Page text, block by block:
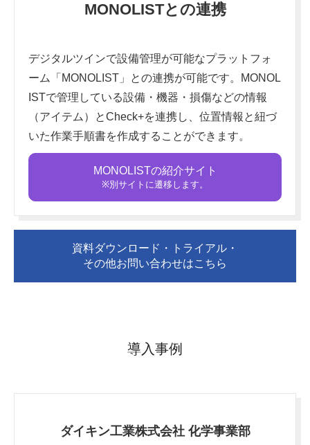
MONOLISTとの連携
デジタルツインで設備管理が可能なプラットフォ
ーム「MONOLIST」との連携が可能です。
MONOL
ISTで管理している設備・機器・損傷などの情報
（アイテム）とCheck+を連携し、位置情報と紐づ
いた作業手順書を作成することができます。
MONOLISTの紹介サイト
※別サイトに遷移します。
資料ダウンロード・トライアル・
その他お問い合わせはこちら
導入事例
ダイキン工業株式会社 化学事業部